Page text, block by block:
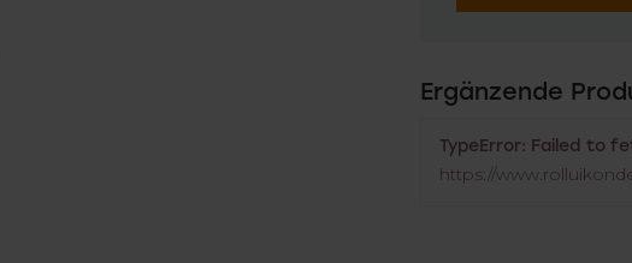
Ergänzende
TypeError: Failed to
https://